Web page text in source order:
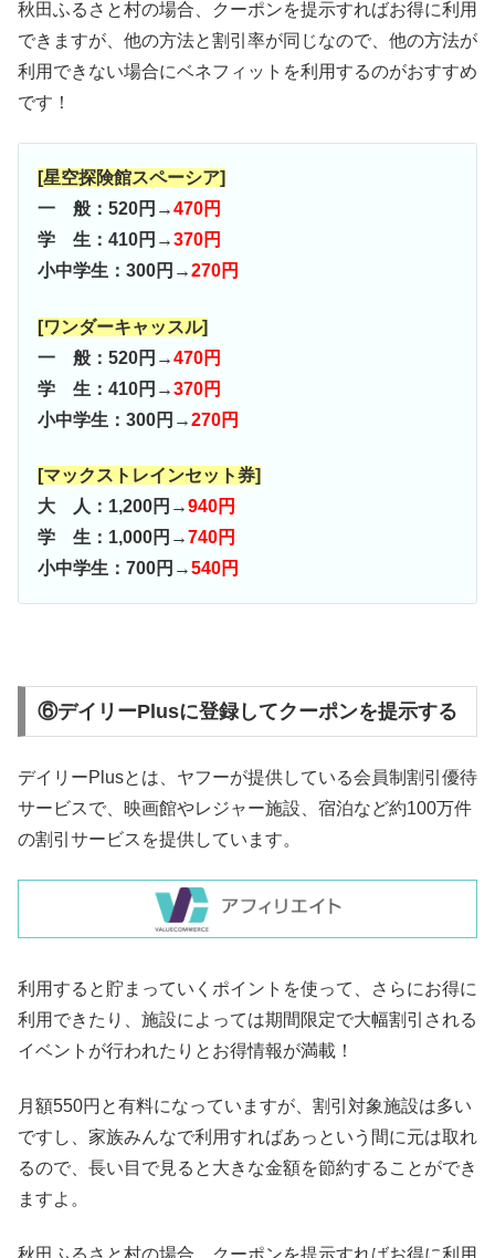
秋田ふるさと村の場合、クーポンを提示すればお得に利用
できますが、他の方法と割引率が同じなので、他の方法が
利用できない場合にベネフィットを利用するのがおすすめ
です！
[星空探険館スペーシア]
一 般：520円→470円
学 生：410円→370円
小中学生：300円→270円
[ワンダーキャッスル]
一 般：520円→470円
学 生：410円→370円
小中学生：300円→270円
[マックストレインセット券]
大 人：1,200円→940円
学 生：1,000円→740円
小中学生：700円→540円
⑥デイリーPlusに登録してクーポンを提示する
デイリーPlusとは、ヤフーが提供している会員制割引優待
サービスで、映画館やレジャー施設、宿泊など約100万件
の割引サービスを提供しています。
利用すると貯まっていくポイントを使って、さらにお得に
利用できたり、施設によっては期間限定で大幅割引される
イベントが行われたりとお得情報が満載！
月額550円と有料になっていますが、割引対象施設は多い
ですし、家族みんなで利用すればあっという間に元は取れ
るので、長い目で見ると大きな金額を節約することができ
ますよ。